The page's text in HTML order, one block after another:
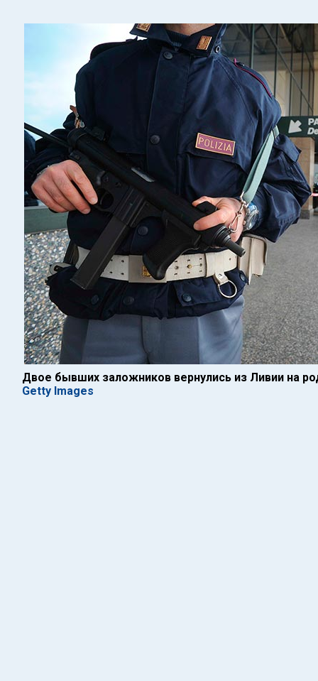
Двое бывших заложников вернулись из Ливии на
Getty Images